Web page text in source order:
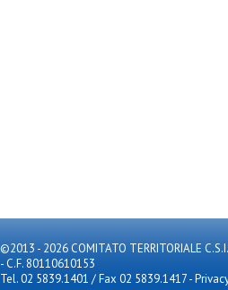
©2013 - 2026 COMITATO TERRITORIALE
- C.F. 80110610153
Tel. 02 5839.1401 / Fax 02 5839.1417-